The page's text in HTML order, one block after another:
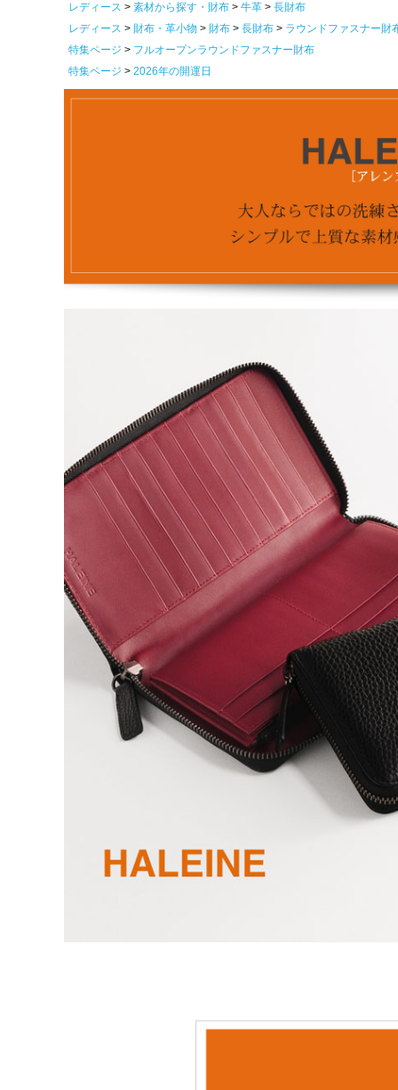
レディース
素材から探す・財布 牛革
長財布
レディース
財布・革小物 財布 長財布
ラウンドファスナー財
特集ページ
フルオープンラウンドファスナー財布
特集ページ
2026年の開運日